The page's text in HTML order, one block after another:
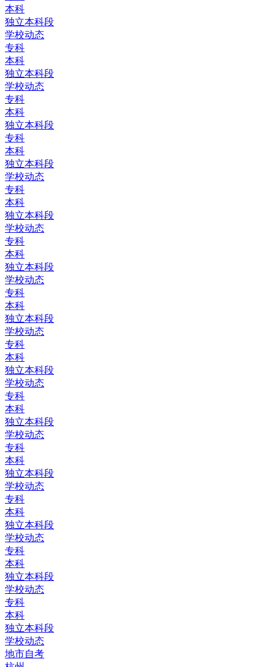
本科
独立本科段
学校动态
专科
本科
独立本科段
学校动态
专科
本科
独立本科段
专科
本科
独立本科段
学校动态
专科
本科
独立本科段
学校动态
专科
本科
独立本科段
学校动态
专科
本科
独立本科段
学校动态
专科
本科
独立本科段
学校动态
专科
本科
独立本科段
学校动态
专科
本科
独立本科段
学校动态
专科
本科
独立本科段
学校动态
专科
本科
独立本科段
学校动态
专科
本科
独立本科段
学校动态
地市自考